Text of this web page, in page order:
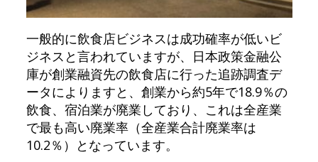
一般的に飲食店ビジネスは成功確率が低いビ
ジネスと言われていますが、日本政策金融公
庫が創業融資先の飲食店に行った追跡調査デ
ータによりますと、創業から約5年で18.9％の
飲食、宿泊業が廃業しており、これは全産業
で最も高い廃業率（全産業合計廃業率は
10.2％）となっています。